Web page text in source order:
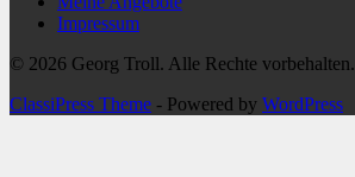
Impressum
© 2026 Georg Troll. Alle Rechte vorbehalten.
ClassiPress Theme - Powered by WordPress